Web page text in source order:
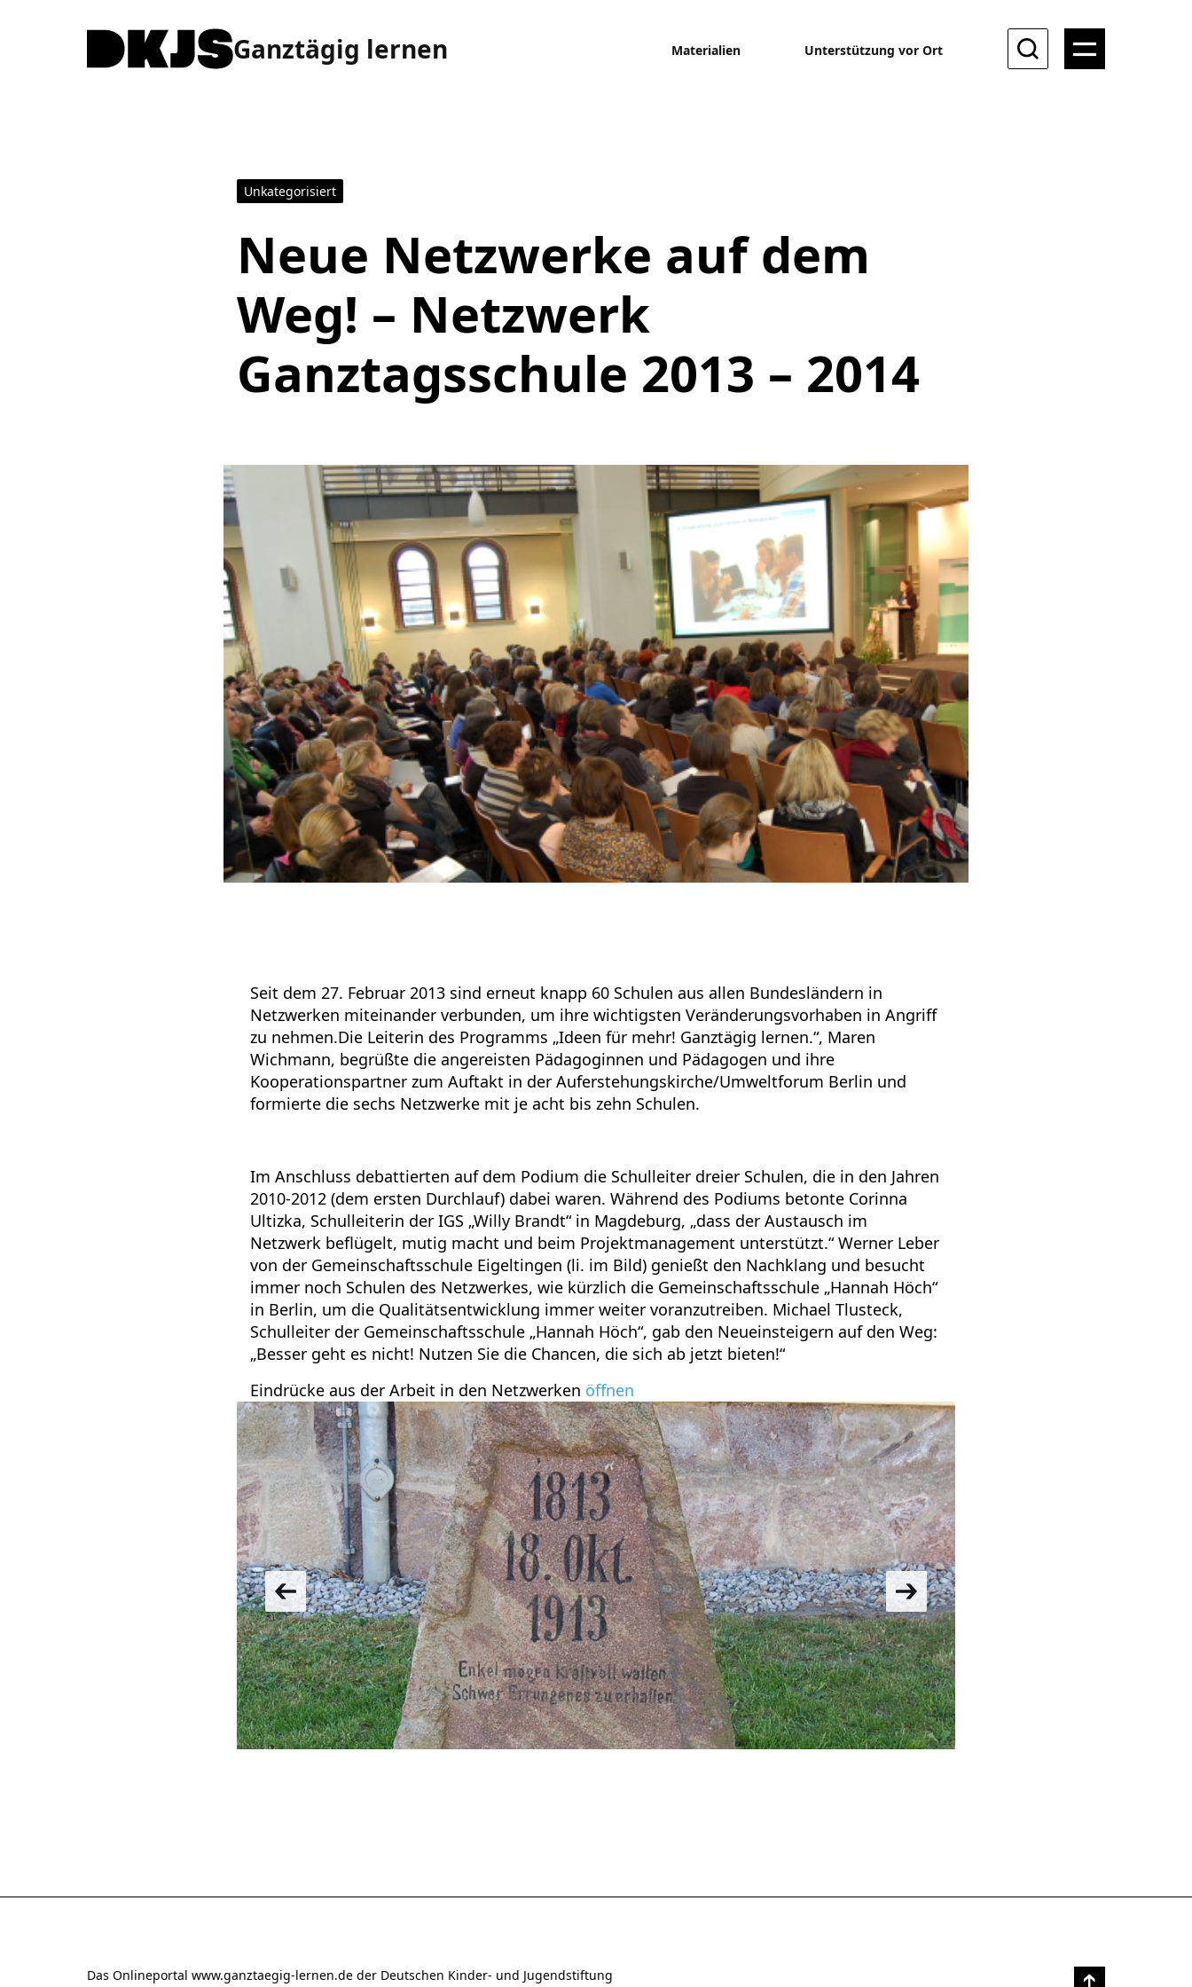
Ganztägig lernen Materialien Unterstützung vor Ort
Unkategorisiert
Neue Netzwerke auf dem
Weg! – Netzwerk
Ganztagsschule 2013 – 2014
Seit dem 27. Februar 2013 sind erneut knapp 60 Schulen aus allen Bundesländern in
Netzwerken miteinander verbunden, um ihre wichtigsten Veränderungsvorhaben in Angriff
zu nehmen.Die Leiterin des Programms „Ideen für mehr! Ganztägig lernen.“, Maren
Wichmann, begrüßte die angereisten Pädagoginnen und Pädagogen und ihre
Kooperationspartner zum Auftakt in der Auferstehungskirche/Umweltforum Berlin und
formierte die sechs Netzwerke mit je acht bis zehn Schulen.
Im Anschluss debattierten auf dem Podium die Schulleiter dreier Schulen, die in den Jahren
2010-2012 (dem ersten Durchlauf) dabei waren. Während des Podiums betonte Corinna
Ultizka, Schulleiterin der IGS „Willy Brandt“ in Magdeburg, „dass der Austausch im
Netzwerk beflügelt, mutig macht und beim Projektmanagement unterstützt.“ Werner Leber
von der Gemeinschaftsschule Eigeltingen (li. im Bild) genießt den Nachklang und besucht
immer noch Schulen des Netzwerkes, wie kürzlich die Gemeinschaftsschule „Hannah Höch“
in Berlin, um die Qualitätsentwicklung immer weiter voranzutreiben. Michael Tlusteck,
Schulleiter der Gemeinschaftsschule „Hannah Höch“, gab den Neueinsteigern auf den Weg:
„Besser geht es nicht! Nutzen Sie die Chancen, die sich ab jetzt bieten!“
Eindrücke aus der Arbeit in den Netzwerken öffnen
Das Onlineportal www.ganztaegig-lernen.de der Deutschen Kinder- und Jugendstiftung